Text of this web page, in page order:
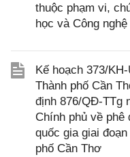
thuộc phạm vi,
học và Công
Kế hoạch 373/
Thành phố Cần
định 876/QĐ-TTg
Chính phủ về
quốc gia giai
phố Cần Thơ